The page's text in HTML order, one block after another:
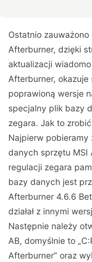
Ostatnio
Afterburner, dzięki
aktualizacji
Afterburner, okazuje
poprawioną wersje
specjalny plik bazy
zegara. Jak to
Najpierw pobieramy
danych sprzętu MSI
regulacji zegara
bazy danych jest
Afterburner 4.6.6
działał z innymi
Następnie należy
AB, domyślnie to
Afterburner” oraz